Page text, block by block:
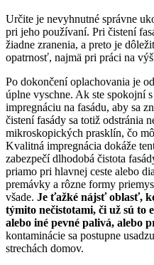
Určite je nevyhnutné správne
pri jeho používaní. Pri čistení
žiadne zranenia, a preto je
opatrnosť, najmä pri práci na
Po dokončení oplachovania je
úplne vyschne. Ak ste spokojní
impregnáciu na fasádu, aby sa
čistení fasády sa totiž odstránia
mikroskopických prasklín, čo
Kvalitná impregnácia dokáže
zabezpečí dlhodobá čistota
priamo pri hlavnej ceste alebo
premávky a rôzne formy
všade. Je ťažké nájsť oblasť,
týmito nečistotami, či už sú to
alebo iné pevné palivá, alebo
kontaminácie sa postupne
strechách domov.